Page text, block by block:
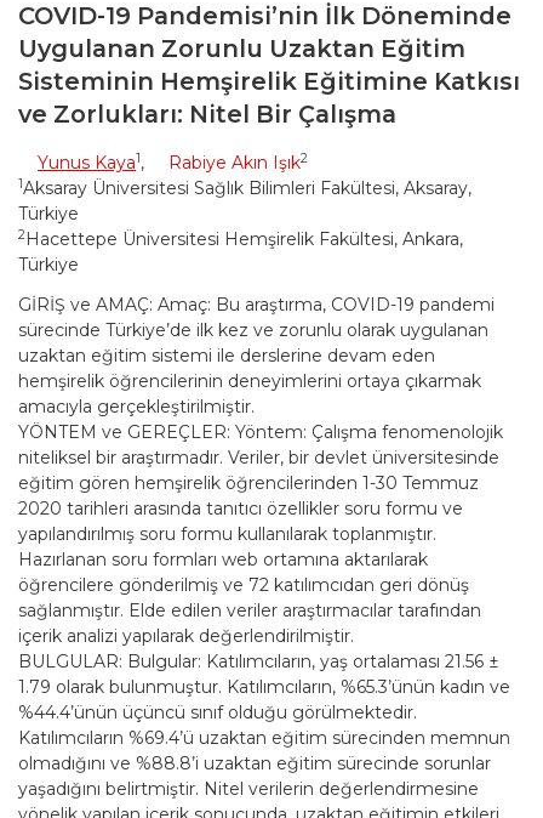
COVID-19 Pandemisi’nin İlk Döneminde
Uygulanan Zorunlu Uzaktan Eğitim
Sisteminin Hemşirelik Eğitimine Katkısı
ve Zorlukları: Nitel Bir Çalışma
Yunus Kaya1, Rabiye Akın Işık2
1Aksaray Üniversitesi Sağlık Bilimleri Fakültesi, Aksaray,
Türkiye
2Hacettepe Üniversitesi Hemşirelik Fakültesi, Ankara,
Türkiye
GİRİŞ ve AMAÇ: Amaç: Bu araştırma, COVID-19 pandemi
sürecinde Türkiye’de ilk kez ve zorunlu olarak uygulanan
uzaktan eğitim sistemi ile derslerine devam eden
hemşirelik öğrencilerinin deneyimlerini ortaya çıkarmak
amacıyla gerçekleştirilmiştir.
YÖNTEM ve GEREÇLER: Yöntem: Çalışma fenomenolojik
niteliksel bir araştırmadır. Veriler, bir devlet üniversitesinde
eğitim gören hemşirelik öğrencilerinden 1-30 Temmuz
2020 tarihleri arasında tanıtıcı özellikler soru formu ve
yapılandırılmış soru formu kullanılarak toplanmıştır.
Hazırlanan soru formları web ortamına aktarılarak
öğrencilere gönderilmiş ve 72 katılımcıdan geri dönüş
sağlanmıştır. Elde edilen veriler araştırmacılar tarafından
içerik analizi yapılarak değerlendirilmiştir.
BULGULAR: Bulgular: Katılımcıların, yaş ortalaması 21.56 ±
1.79 olarak bulunmuştur. Katılımcıların, %65.3’ünün kadın ve
%44.4’ünün üçüncü sınıf olduğu görülmektedir.
Katılımcıların %69.4’ü uzaktan eğitim sürecinden memnun
olmadığını ve %88.8’i uzaktan eğitim sürecinde sorunlar
yaşadığını belirtmiştir. Nitel verilerin değerlendirmesine